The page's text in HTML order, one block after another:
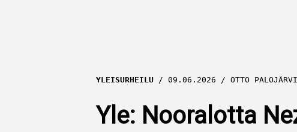
YLEISURHEILU 09.06.2026 OTTO PALOJÄRVI
Yle: Nooralotta